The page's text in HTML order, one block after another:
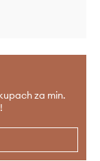
za min.